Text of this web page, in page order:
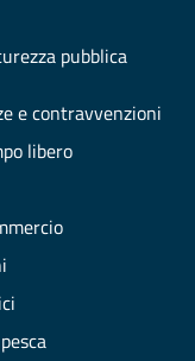
pubblica
e contravvenzioni
libero